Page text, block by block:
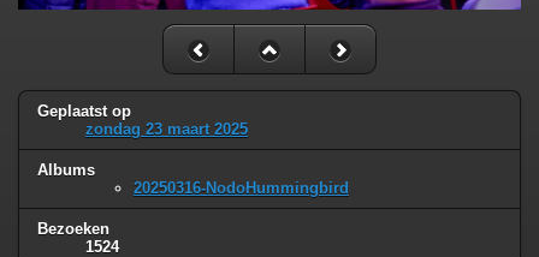
Geplaatst op
zondag 23 maart 2025
Albums
20250316-NodoHummingbird
Bezoeken
1524